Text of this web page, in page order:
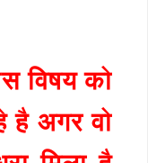
विषय को
है अगर वो